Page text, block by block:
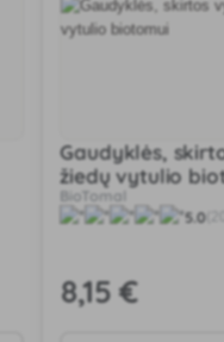
Gaudyklės,
žiedų vytulio
BioTomal
5.0(20)
8,15 €